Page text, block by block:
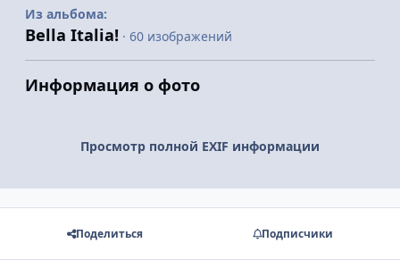
Из альбома:
Bella Italia! · 60 изображений
Информация о фото
Просмотр полной EXIF информации
Поделиться Подписчики